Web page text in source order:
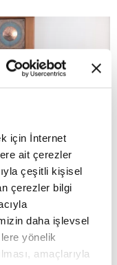
için İnternet
ait çerezler
çeşitli kişisel
çerezler bilgi
daha işlevsel
yönelik
amaçlarıyla